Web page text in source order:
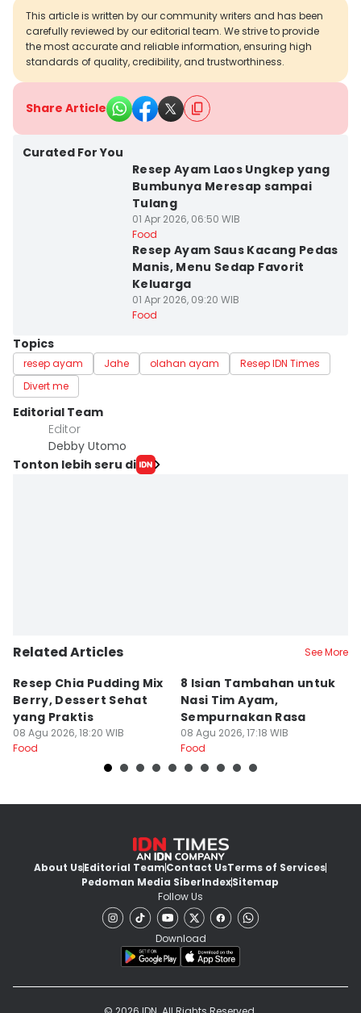
This article is written by our community writers and has been
carefully reviewed by our editorial team. We strive to provide
the most accurate and reliable information, ensuring high
standards of quality, credibility, and trustworthiness.
Share Article
Curated For You
Resep Ayam Laos Ungkep yang
Bumbunya Meresap sampai
Tulang
01 Apr 2026, 06:50 WIB
Food
Resep Ayam Saus Kacang Pedas
Manis, Menu Sedap Favorit
Keluarga
01 Apr 2026, 09:20 WIB
Food
Topics
resep ayam Jahe olahan ayam
Resep IDN Times
Divert me
Editorial Team
Editor
Debby Utomo
Tonton lebih seru di
Related Articles See More
Resep Chia Pudding Mix
Berry, Dessert Sehat
yang Praktis
08 Agu 2026, 18:20 WIB
Food
8 Isian Tambahan untuk
Nasi Tim Ayam,
Sempurnakan Rasa
08 Agu 2026, 17:18 WIB
Food
About UsEditorial TeamContact UsTerms of Services
Pedoman Media SiberIndexSitemap
Follow Us
Download